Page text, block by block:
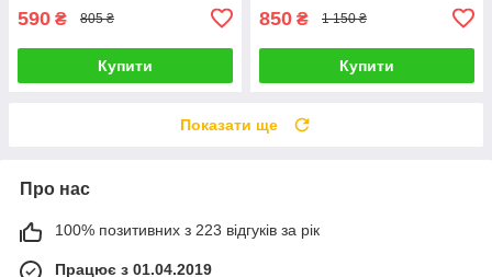
590 ₴ 805 ₴
Купити
850 ₴ 1 150 ₴
Купити
Показати ще
Про нас
100% позитивних з 223 відгуків за рік
Працює з 01.04.2019